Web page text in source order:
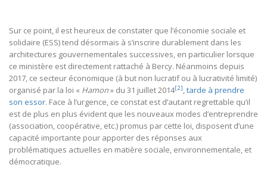
Sur ce point, il est heureux de constater que l’économie sociale et
solidaire (ESS) tend désormais à s’inscrire durablement dans les
architectures gouvernementales successives, en particulier lorsque
ce ministère est directement rattaché à Bercy. Néanmoins depuis
2017, ce secteur économique (à but non lucratif ou à lucrativité limité)
organisé par la loi « Hamon» du 31 juillet 2014[2],tarde à prendre
son essor. Face à l’urgence, ce constat est d’autant regrettable qu’il
est de plus en plus évident que les nouveaux modes d’entreprendre
(association, coopérative, etc.) promus par cette loi, disposent d’une
capacité importante pour apporter des réponses aux
problématiques actuelles en matière sociale, environnementale, et
démocratique.